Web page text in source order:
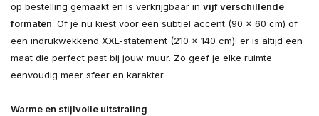
op bestelling gemaakt en is verkrijgbaar in vijf verschillende
formaten. Of je nu kiest voor een subtiel accent (90 × 60 cm) of
een indrukwekkend XXL-statement (210 × 140 cm): er is altijd een
maat die perfect past bij jouw muur. Zo geef je elke ruimte
eenvoudig meer sfeer en karakter.
Warme en stijlvolle uitstraling